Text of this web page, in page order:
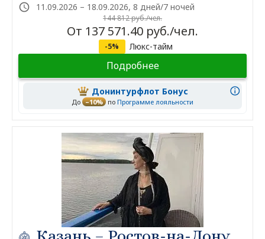
11.09.2026 – 18.09.2026, 8 дней/7 ночей
144 812 руб./чел.
От 137 571.40 руб./чел.
-5% Люкс-тайм
Подробнее
Донинтурфлот Бонус
До –10% по Программе лояльности